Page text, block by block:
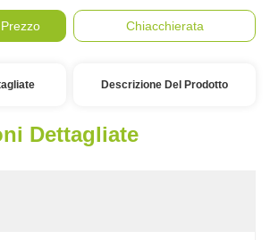
Chiacchierata
Descrizione Del Prodotto
Dettagliate